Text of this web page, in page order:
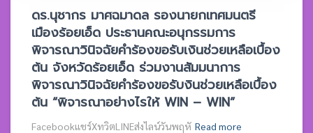
ดร.นุชากร มาศฉมาดล รองนายกเทศมนตรี
เมืองร้อยเอ็ด ประธานคณะอนุกรรมการ
พิจารณาวินิจฉัยคำร้องขอรับเงินช่วยเหลือเบื้อง
ต้น จังหวัดร้อยเอ็ด ร่วมงานสัมมนาการ
พิจารณาวินิจฉัยคำร้องขอรับงินช่วยเหลือเบื้อง
ต้น “พิจารณาอย่างไรให้ WIN – WIN”
Facebookแชร์XทวิตLINEส่งไลน์วันพฤหั Read more